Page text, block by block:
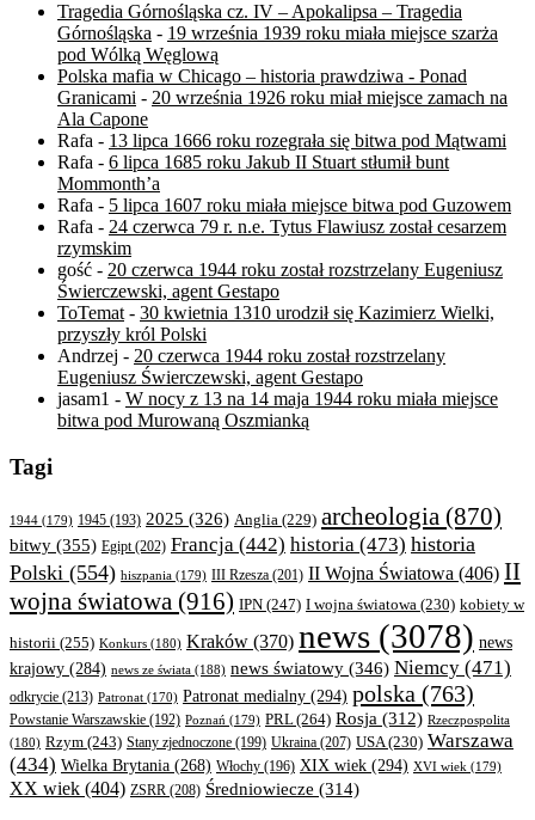
Tragedia Górnośląska cz. IV – Apokalipsa – Tragedia
Górnośląska - 19 września 1939 roku miała miejsce szarża
pod Wólką Węglową
Polska mafia w Chicago – historia prawdziwa - Ponad
Granicami - 20 września 1926 roku miał miejsce zamach na
Ala Capone
Rafa - 13 lipca 1666 roku rozegrała się bitwa pod Mątwami
Rafa - 6 lipca 1685 roku Jakub II Stuart stłumił bunt
Mommonth’a
Rafa - 5 lipca 1607 roku miała miejsce bitwa pod Guzowem
Rafa - 24 czerwca 79 r. n.e. Tytus Flawiusz został cesarzem
rzymskim
gość - 20 czerwca 1944 roku został rozstrzelany Eugeniusz
Świerczewski, agent Gestapo
ToTemat - 30 kwietnia 1310 urodził się Kazimierz Wielki,
przyszły król Polski
Andrzej - 20 czerwca 1944 roku został rozstrzelany
Eugeniusz Świerczewski, agent Gestapo
jasam1 - W nocy z 13 na 14 maja 1944 roku miała miejsce
bitwa pod Murowaną Oszmianką
Tagi
1944 (179) 1945 (193) 2025 (326) Anglia (229) archeologia (870)
bitwy (355) Egipt(202) Francja (442) historia (473) historia
Polski (554) hiszpania (179) III Rzesza (201) II Wojna Światowa (406) II
wojna światowa (916) IPN (247) I wojna światowa (230) kobiety w
historii (255) Konkurs (180) Kraków (370) news (3078) news
krajowy (284) news ze świata (188) news światowy (346) Niemcy (471)
odkrycie (213) Patronat (170) Patronat medialny (294) polska (763)
Powstanie Warszawskie (192) Poznań (179) PRL(264) Rosja (312) Rzeczpospolita
(180) Rzym (243) Stany zjednoczone (199) Ukraina (207) USA(230) Warszawa
(434) Wielka Brytania (268) Włochy (196) XIX wiek (294) XVI wiek (179)
XX wiek (404) ZSRR (208) Średniowiecze (314)